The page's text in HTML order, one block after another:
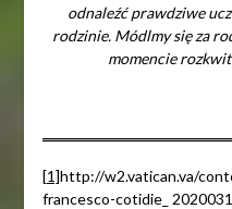
odnaleźć prawdziwe
rodzinie. Módlmy się za
momencie
[1]http://w2.vatican.va/
francesco-cotidie_